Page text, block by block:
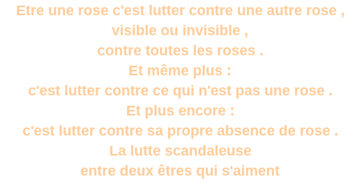
Etre une rose c'est lutter contre une autre rose ,
visible ou invisible ,
contre toutes les roses .
Et même plus :
c'est lutter contre ce qui n'est pas une rose .
Et plus encore :
c'est lutter contre sa propre absence de rose .
La lutte scandaleuse
entre deux êtres qui s'aiment